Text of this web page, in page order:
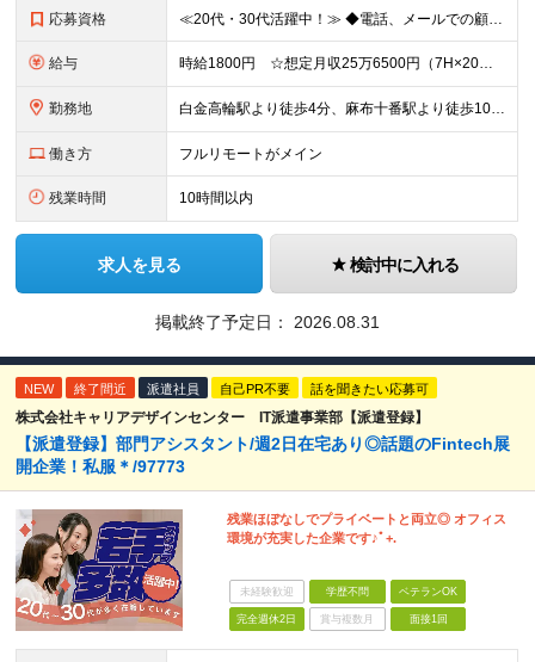
応募資格 ≪20代・30代活躍中！≫ ◆電話、メールでの顧客対応経験 ※ブランクがある方やこれまでのご経験に自信がない方も、まずはお気軽にご応募ください！ ※ご経歴をなるべく詳細に記載いただけると、面談までが
給与 時給1800円 ☆想定月収25万6500円（7H×20日＋残業2.5H） ※交通費全額支給 ※在宅日数に応じて、在宅勤務手当あり
勤務地 白金高輪駅より徒歩4分、麻布十番駅より徒歩10分 ▼服装：私服 ▼働き方：基本フルリモート ※就業初日までにPCを郵送の上、在宅勤務の予定です。 ▼受動喫煙対策：屋内禁煙
働き方 フルリモートがメイン
残業時間 10時間以内
求人を見る 検討中に入れる
掲載終了予定日： 2026.08.31
NEW 終了間近 派遣社員 自己PR不要 話を聞きたい応募可
株式会社キャリアデザインセンター IT派遣事業部【派遣登録】
【派遣登録】部門アシスタント/週2日在宅あり◎話題のFintech展
開企業！私服＊/97773
残業ほぼなしでプライベートと両立◎ オフィス
環境が充実した企業です♪ﾟ+.
未経験歓迎 学歴不問 ベテランOK
完全週休2日 賞与複数月 面接1回